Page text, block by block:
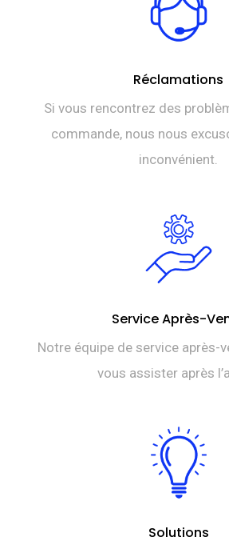
Réclamations
Si vous rencontrez des
commande, nous nous
inconvénient.
Service Après-
Notre équipe de service après-
vous assister après
Solutions